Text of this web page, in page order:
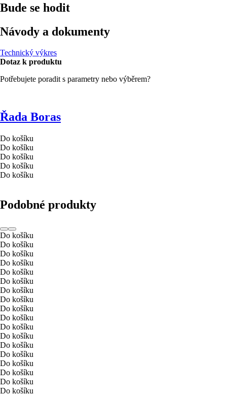
Bude se hodit
Návody a dokumenty
Technický výkres
Dotaz k produktu
Potřebujete poradit s parametry nebo výběrem?
Řada Boras
Do košíku
Do košíku
Do košíku
Do košíku
Do košíku
Podobné produkty
Do košíku
Do košíku
Do košíku
Do košíku
Do košíku
Do košíku
Do košíku
Do košíku
Do košíku
Do košíku
Do košíku
Do košíku
Do košíku
Do košíku
Do košíku
Do košíku
Do košíku
Do košíku